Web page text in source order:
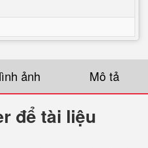
ảnh Mô tả
để tài liệu